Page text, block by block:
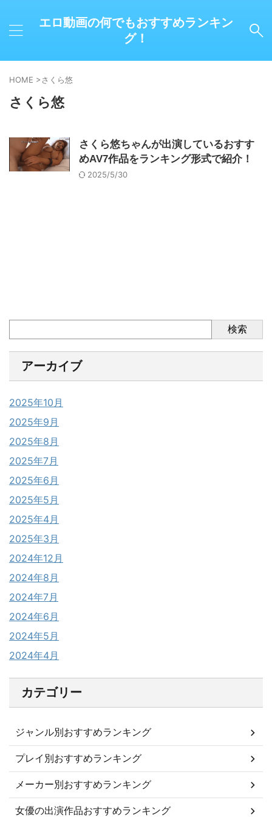
エロ動画の何でもおすすめランキン
グ！
HOME >さくら悠
さくら悠
さくら悠ちゃんが出演しているおすす
めAV7作品をランキング形式で紹介！
2025/5/30
検索
アーカイブ
2025年10月
2025年9月
2025年8月
2025年7月
2025年6月
2025年5月
2025年4月
2025年3月
2024年12月
2024年8月
2024年7月
2024年6月
2024年5月
2024年4月
カテゴリー
ジャンル別おすすめランキング
プレイ別おすすめランキング
メーカー別おすすめランキング
女優の出演作品おすすめランキング